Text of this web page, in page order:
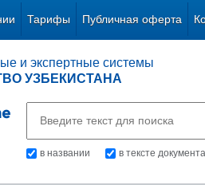
Тарифы Публичная оферта
и экспертные системы
УЗБЕКИСТАНА
в названии в тексте документа